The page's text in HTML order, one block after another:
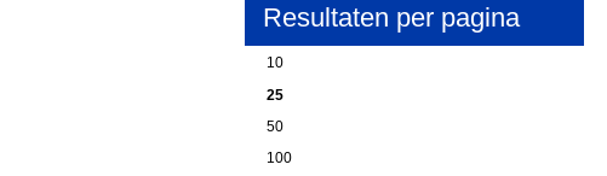
Resultaten per pagina
10
25
50
100